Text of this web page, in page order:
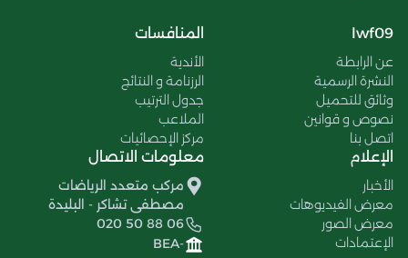
lwf09
عن الرابطة
النشرة الرسمية
وثائق للتحميل
نصوص و قوانين
اتصل بنا
المنافسات
الأندية
الرزنامة و النتائج
جدول الترتيب
الملاعب
مركز الإحصائيات
الإعلام
الأخبار
معرض الفيديوهات
معرض الصور
الإعتمادات
معلومات الاتصال
مركب متعدد الرياضات
مصطفى تشاكر - البليدة
020 50 88 06
BEA-